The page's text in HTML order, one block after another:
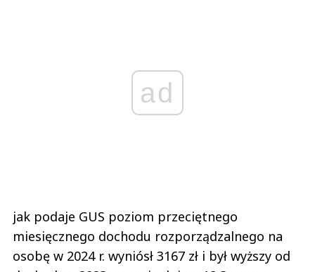
ad
jak podaje GUS poziom przeciętnego
miesięcznego dochodu rozporządzalnego na
osobę w 2024 r. wyniósł 3167 zł i był wyższy od